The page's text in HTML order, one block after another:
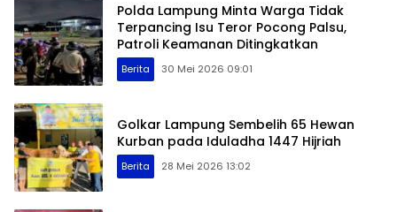
Polda Lampung Minta Warga Tidak
Terpancing Isu Teror Pocong Palsu,
Patroli Keamanan Ditingkatkan
Berita 30 Mei 2026 09:01
Golkar Lampung Sembelih 65 Hewan
Kurban pada Iduladha 1447 Hijriah
Berita 28 Mei 2026 13:02